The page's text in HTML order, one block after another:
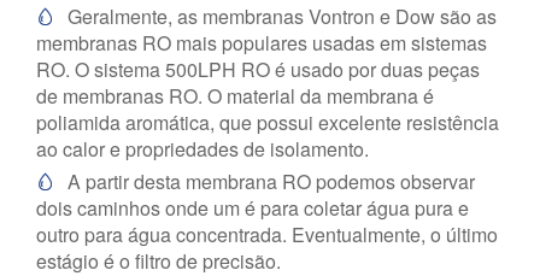

Geralmente, as membranas Vontron e Dow são as
membranas RO mais populares usadas em sistemas
RO. O sistema 500LPH RO é usado por duas peças
de membranas RO. O material da membrana é
poliamida aromática, que possui excelente resistência
ao calor e propriedades de isolamento.

A partir desta membrana RO podemos observar
dois caminhos onde um é para coletar água pura e
outro para água concentrada. Eventualmente, o último
estágio é o filtro de precisão.